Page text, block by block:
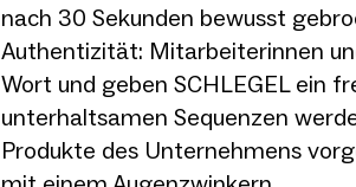
nach 30 Sekunden bewusst
Authentizität: Mitarbeiterinnen
Wort und geben SCHLEGEL ein
unterhaltsamen Sequenzen
Produkte des Unternehmens